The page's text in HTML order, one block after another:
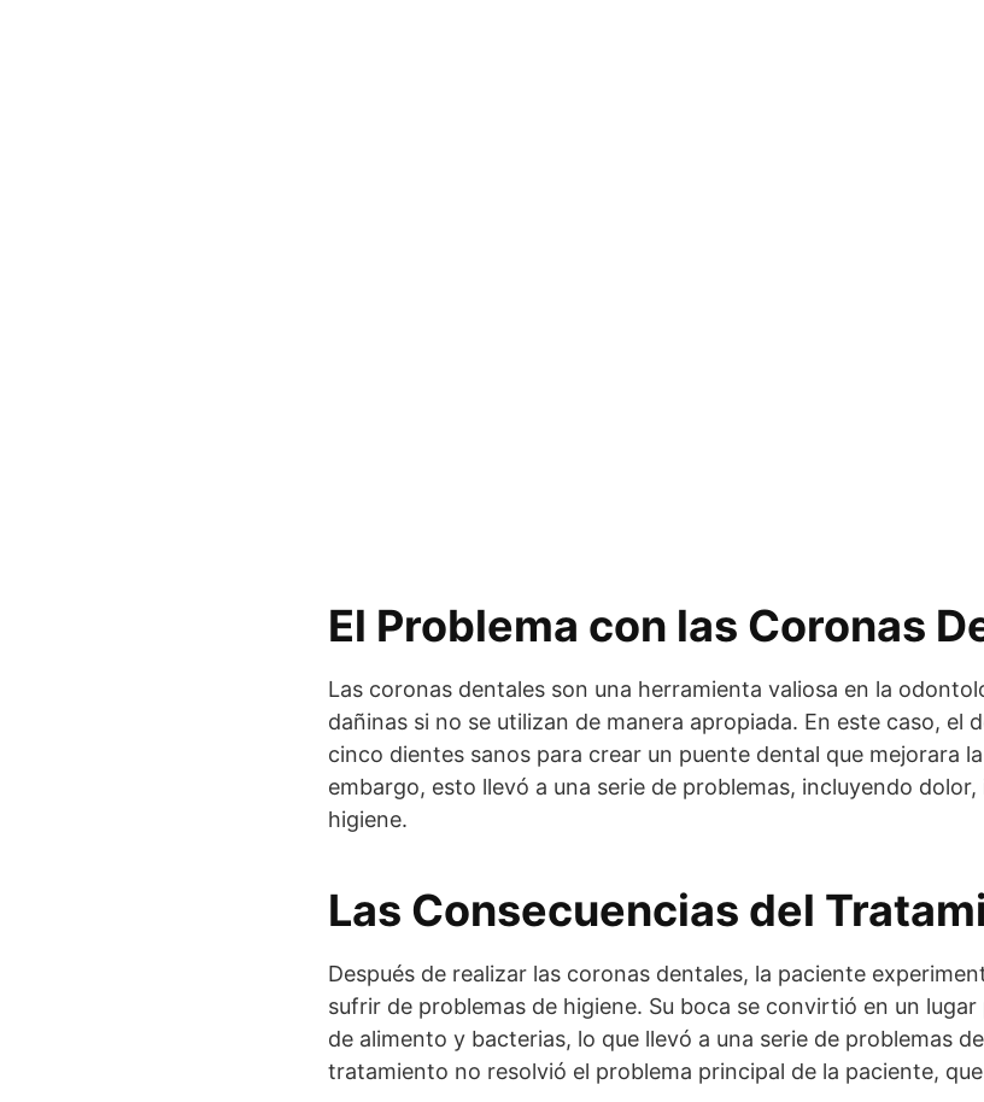
El Problema con las Coronas
Las coronas dentales son una herramienta valiosa en la
dañinas si no se utilizan de manera apropiada. En este caso, el
cinco dientes sanos para crear un puente dental que mejorara
embargo, esto llevó a una serie de problemas, incluyendo
higiene.
Las Consecuencias del
Después de realizar las coronas dentales, la paciente
sufrir de problemas de higiene. Su boca se convirtió en un
de alimento y bacterias, lo que llevó a una serie de problemas
tratamiento no resolvió el problema principal de la paciente,